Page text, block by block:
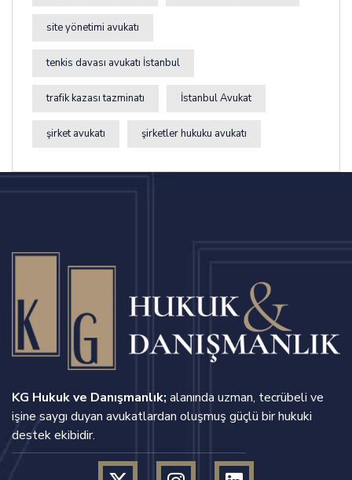
site yönetimi avukatı
tenkis davası avukatı İstanbul
trafik kazası tazminatı İstanbul Avukat
şirket avukatı şirketler hukuku avukatı
KG Hukuk ve Danışmanlık; alanında uzman, tecrübeli ve
işine saygı duyan avukatlardan oluşmuş güçlü bir hukuki
destek ekibidir.